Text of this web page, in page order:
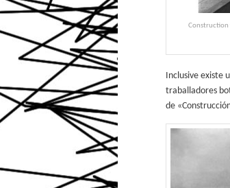
Construction
Inclusive existe
traballadores
de